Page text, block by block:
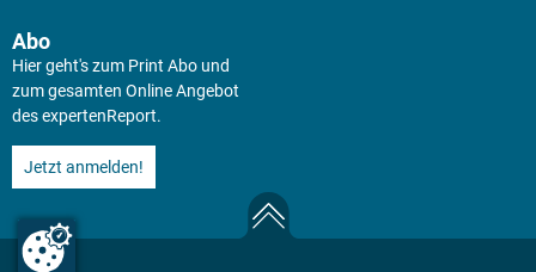
Abo
Hier geht's zum Print Abo und
zum gesamten Online Angebot
des expertenReport.
Jetzt anmelden!